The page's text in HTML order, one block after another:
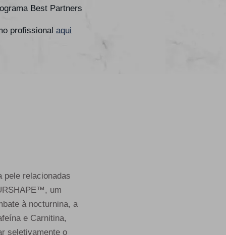
Best Partners
profissionalaqui
pele relacionadas
um
à nocturnina, a
e Carnitina,
seletivamente o